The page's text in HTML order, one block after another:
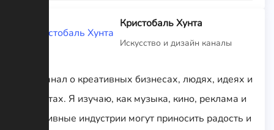
Кристобаль Хунта
Искусство и дизайн каналы
Это канал о креативных бизнесах, людях, идеях и
проектах. Я изучаю, как музыка, кино, реклама и
креативные индустрии могут приносить радость и